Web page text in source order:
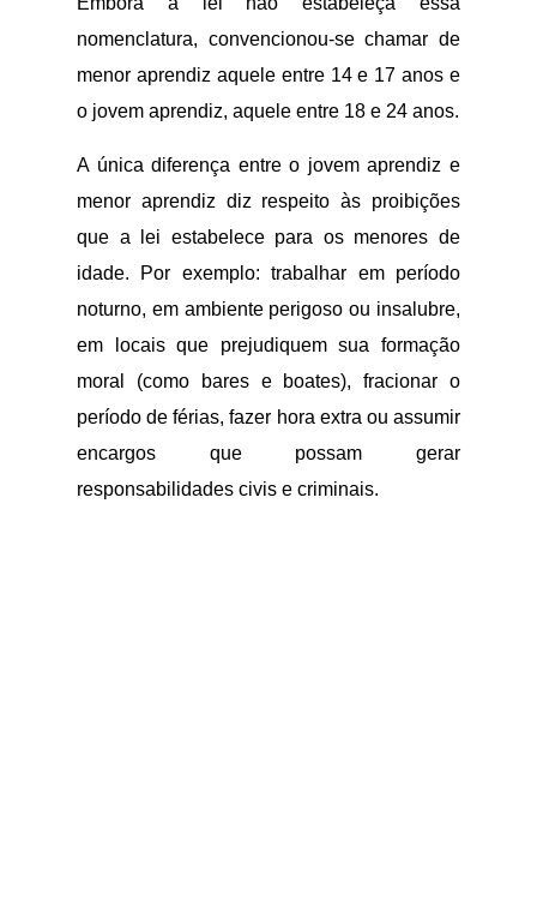
nomenclatura, convencionou-se chamar de
menor aprendiz aquele entre 14 e 17 anos e
o jovem aprendiz, aquele entre 18 e 24 anos.
A única diferença entre o jovem aprendiz e
menor aprendiz diz respeito às proibições
que a lei estabelece para os menores de
idade. Por exemplo: trabalhar em período
noturno, em ambiente perigoso ou insalubre,
em locais que prejudiquem sua formação
moral (como bares e boates), fracionar o
período de férias, fazer hora extra ou assumir
encargos que possam gerar
responsabilidades civis e criminais.